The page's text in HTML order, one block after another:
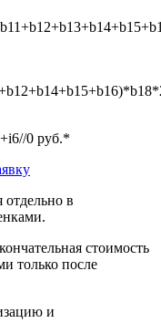
0 руб.*
в
стоимость
только после
и